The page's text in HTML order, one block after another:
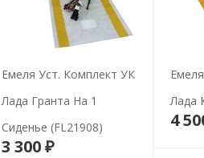
Емеля Уст. Комплект УК
Лада Гранта На 1
Сиденье (FL21908)
3 300 ₽В корзину
Лада
4